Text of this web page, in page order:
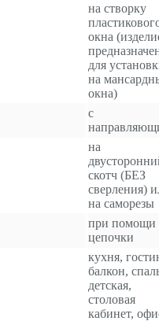
на створку
окна
для
на
окна)
с
на
скотч (БЕЗ
сверления)
на саморезы
при помощи
цепочки
кухня,
балкон,
детская,
столовая
кабинет,